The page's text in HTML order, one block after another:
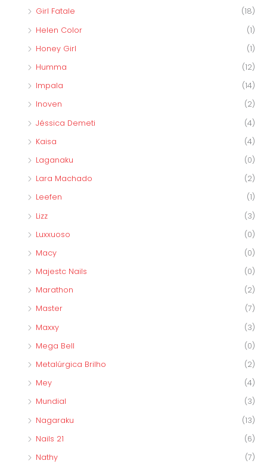
Girl Fatale
(18)
Helen Color
(1)
Honey Girl
(1)
Humma
(12)
Impala
(14)
Inoven
(2)
Jéssica Demeti
(4)
Kaisa
(4)
Laganaku
(0)
Lara Machado
(2)
Leefen
(1)
Lizz
(3)
Luxxuoso
(0)
Macy
(0)
Majestc Nails
(0)
Marathon
(2)
Master
(7)
Maxxy
(3)
Mega Bell
(0)
Metalúrgica Brilho
(2)
Mey
(4)
Mundial
(3)
Nagaraku
(13)
Nails 21
(6)
Nathy
(7)